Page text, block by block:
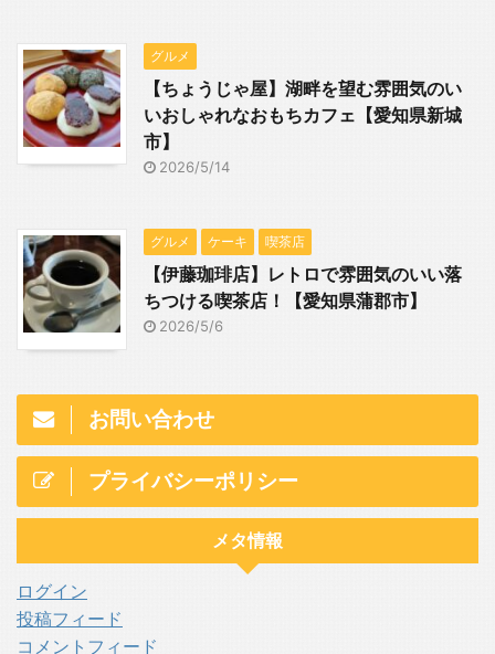
グルメ
【ちょうじゃ屋】湖畔を望む雰囲気のい
いおしゃれなおもちカフェ【愛知県新城
市】
2026/5/14
グルメ ケーキ 喫茶店
【伊藤珈琲店】レトロで雰囲気のいい落
ちつける喫茶店！【愛知県蒲郡市】
2026/5/6
お問い合わせ
プライバシーポリシー
メタ情報
ログイン
投稿フィード
コメントフィード